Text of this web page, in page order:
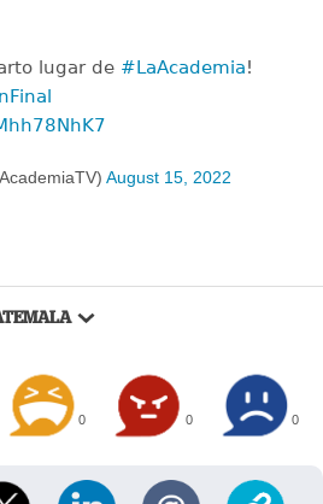
lugar de #LaAcademia!
August 15, 2022
0 0 0